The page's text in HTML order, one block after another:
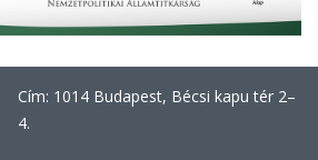
Cím: 1014 Budapest, Bécsi kapu tér 2–
4.